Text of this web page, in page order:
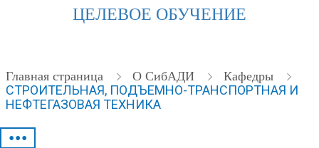
ЦЕЛЕВОЕ ОБУЧЕНИЕ
Главная страница О СибАДИ Кафедры
СТРОИТЕЛЬНАЯ, ПОДЪЕМНО-ТРАНСПОРТНАЯ И
НЕФТЕГАЗОВАЯ ТЕХНИКА
•••